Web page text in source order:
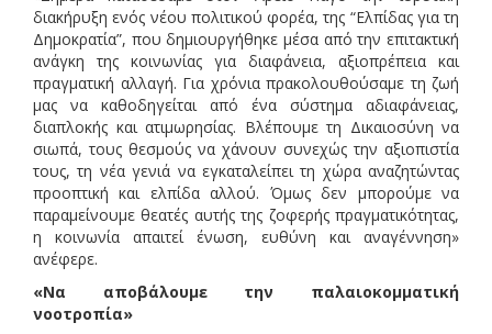
διακήρυξη ενός νέου πολιτικού φορέα, της “Ελπίδας για τη
Δημοκρατία”, που δημιουργήθηκε μέσα από την επιτακτική
ανάγκη της κοινωνίας για διαφάνεια, αξιοπρέπεια και
πραγματική αλλαγή. Για χρόνια πρακολουθούσαμε τη ζωή
μας να καθοδηγείται από ένα σύστημα αδιαφάνειας,
διαπλοκής και ατιμωρησίας. Βλέπουμε τη Δικαιοσύνη να
σιωπά, τους θεσμούς να χάνουν συνεχώς την αξιοπιστία
τους, τη νέα γενιά να εγκαταλείπει τη χώρα αναζητώντας
προοπτική και ελπίδα αλλού. Όμως δεν μπορούμε να
παραμείνουμε θεατές αυτής της ζοφερής πραγματικότητας,
η κοινωνία απαιτεί ένωση, ευθύνη και αναγέννηση»
ανέφερε.
«Να αποβάλουμε την παλαιοκομματική
νοοτροπία»